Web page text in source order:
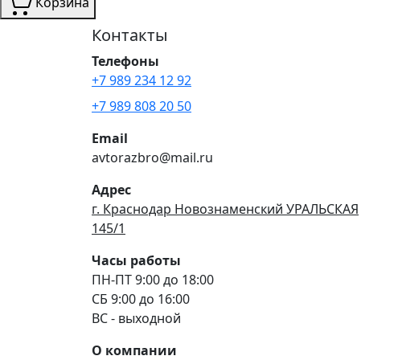
Контакты
Телефоны
+7 989 234 12 92
+7 989 808 20 50
Email
avtorazbro@mail.ru
Адрес
г. Краснодар Новознаменский УРАЛЬСКАЯ
145/1
Часы работы
ПН-ПТ 9:00 до 18:00
СБ 9:00 до 16:00
ВС - выходной
О компании